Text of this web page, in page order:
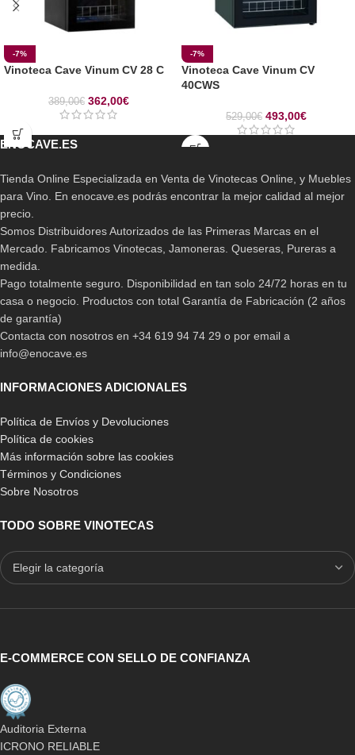
-7%
Vinoteca Cave Vinum CV 28 C
389,00€ 362,00€
-7%
Vinoteca Cave Vinum CV
40CWS
529,00€ 493,00€
ENOCAVE.ES
Tienda Online Especializada en Venta de Vinotecas Online, y Muebles
para Vino. En enocave.es podrás encontrar la mejor calidad al mejor
precio.
Somos Distribuidores Autorizados de las Primeras Marcas en el
Mercado. Fabricamos Vinotecas, Jamoneras. Queseras, Pureras a
medida.
Pago totalmente seguro. Disponibilidad en tan solo 24/72 horas en tu
casa o negocio. Productos con total Garantía de Fabricación (2 años
de garantía)
Contacta con nosotros en +34 619 94 74 29 o por email a
info@enocave.es
INFORMACIONES ADICIONALES
Política de Envíos y Devoluciones
Política de cookies
Más información sobre las cookies
Términos y Condiciones
Sobre Nosotros
TODO SOBRE VINOTECAS
E-COMMERCE CON SELLO DE CONFIANZA
Auditoria Externa
ICRONO RELIABLE